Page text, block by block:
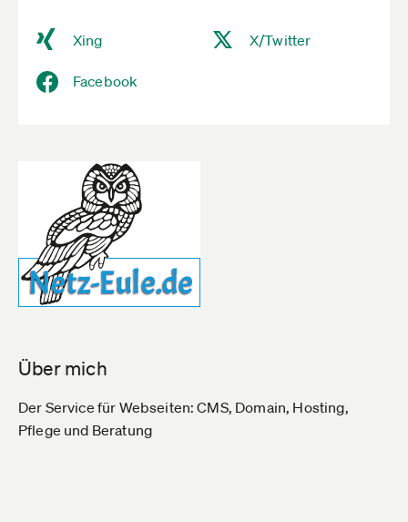
Xing X/Twitter
Facebook
Über mich
Der Service für Webseiten: CMS, Domain, Hosting,
Pflege und Beratung